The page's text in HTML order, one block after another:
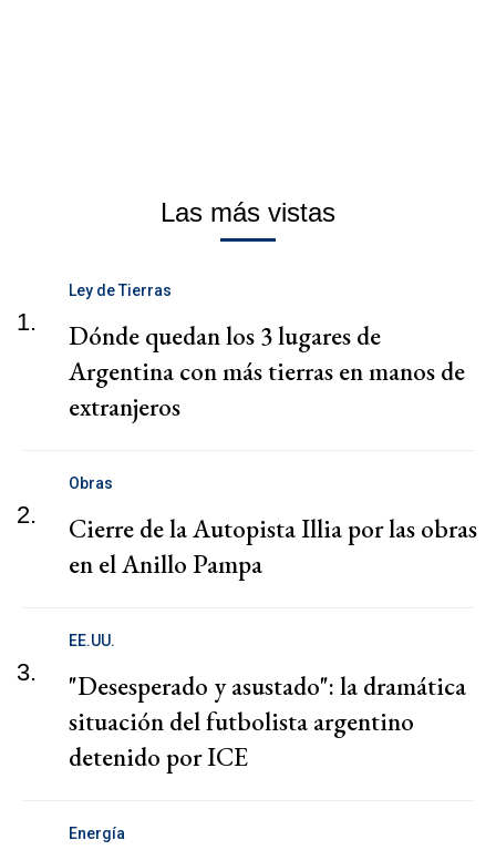
Las más vistas
1.
Ley de Tierras
Dónde quedan los 3 lugares de
Argentina con más tierras en manos de
extranjeros
2.
Obras
Cierre de la Autopista Illia por las obras
en el Anillo Pampa
3.
EE.UU.
"Desesperado y asustado": la dramática
situación del futbolista argentino
detenido por ICE
Energía